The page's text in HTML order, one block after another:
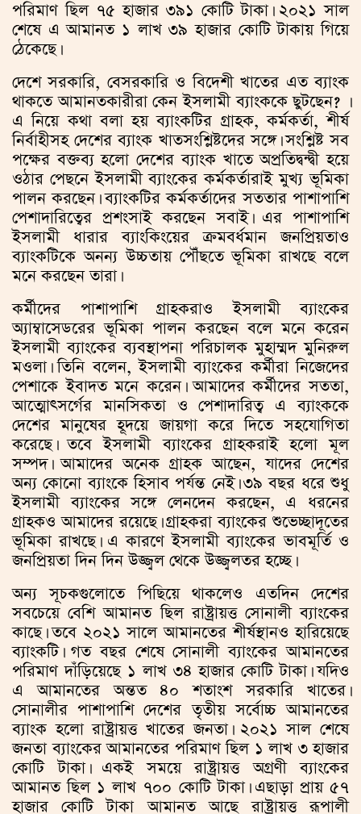
পরিমাণ ছিল ৭৫ হাজার ৩৯১ কোটি টাকা। ২০২১ সাল
শেষে এ আমানত ১ লাখ ৩৯ হাজার কোটি টাকায় গিয়ে
ঠেকেছে।
দেশে সরকারি, বেসরকারি ও বিদেশী খাতের এত ব্যাংক
থাকতে আমানতকারীরা কেন ইসলামী ব্যাংককে ছুটছেন? ।
এ নিয়ে কথা বলা হয় ব্যাংকটির গ্রাহক, কর্মকর্তা, শীর্ষ
নির্বাহীসহ দেশের ব্যাংক খাতসংশ্লিষ্টদের সঙ্গে। সংশ্লিষ্ট সব
পক্ষের বক্তব্য হলো দেশের ব্যাংক খাতে অপ্রতিদ্বন্দ্বী হয়ে
ওঠার পেছনে ইসলামী ব্যাংকের কর্মকর্তারাই মুখ্য ভূমিকা
পালন করছেন। ব্যাংকটির কর্মকর্তাদের সততার পাশাপাশি
পেশাদারিত্বের প্রশংসাই করছেন সবাই। এর পাশাপাশি
ইসলামী ধারার ব্যাংকিংয়ের ক্রমবর্ধমান জনপ্রিয়তাও
ব্যাংকটিকে অনন্য উচ্চতায় পৌঁছতে ভূমিকা রাখছে বলে
মনে করছেন তারা।
কর্মীদের পাশাপাশি গ্রাহকরাও ইসলামী ব্যাংকের
অ্যাম্বাসেডরের ভূমিকা পালন করছেন বলে মনে করেন
ইসলামী ব্যাংকের ব্যবস্থাপনা পরিচালক মুহাম্মদ মুনিরুল
মওলা। তিনি বলেন, ইসলামী ব্যাংকের কর্মীরা নিজেদের
পেশাকে ইবাদত মনে করেন। আমাদের কর্মীদের সততা,
আত্মোৎসর্গের মানসিকতা ও পেশাদারিত্ব এ ব্যাংককে
দেশের মানুষের হূদয়ে জায়গা করে দিতে সহযোগিতা
করেছে। তবে ইসলামী ব্যাংকের গ্রাহকরাই হলো মূল
সম্পদ। আমাদের অনেক গ্রাহক আছেন, যাদের দেশের
অন্য কোনো ব্যাংকে হিসাব পর্যন্ত নেই। ৩৯ বছর ধরে শুধু
ইসলামী ব্যাংকের সঙ্গে লেনদেন করছেন, এ ধরনের
গ্রাহকও আমাদের রয়েছে। গ্রাহকরা ব্যাংকের শুভেচ্ছাদূতের
ভূমিকা রাখছে। এ কারণে ইসলামী ব্যাংকের ভাবমূর্তি ও
জনপ্রিয়তা দিন দিন উজ্জ্বল থেকে উজ্জ্বলতর হচ্ছে।
অন্য সূচকগুলোতে পিছিয়ে থাকলেও এতদিন দেশের
সবচেয়ে বেশি আমানত ছিল রাষ্ট্রায়ত্ত সোনালী ব্যাংকের
কাছে। তবে ২০২১ সালে আমানতের শীর্ষস্থানও হারিয়েছে
ব্যাংকটি। গত বছর শেষে সোনালী ব্যাংকের আমানতের
পরিমাণ দাঁড়িয়েছে ১ লাখ ৩৪ হাজার কোটি টাকা। যদিও
এ আমানতের অন্তত ৪০ শতাংশ সরকারি খাতের।
সোনালীর পাশাপাশি দেশের তৃতীয় সর্বোচ্চ আমানতের
ব্যাংক হলো রাষ্ট্রায়ত্ত খাতের জনতা। ২০২১ সাল শেষে
জনতা ব্যাংকের আমানতের পরিমাণ ছিল ১ লাখ ৩ হাজার
কোটি টাকা। একই সময়ে রাষ্ট্রায়ত্ত অগ্রণী ব্যাংকের
আমানত ছিল ১ লাখ ৭০০ কোটি টাকা। এছাড়া প্রায় ৫৭
হাজার কোটি টাকা আমানত আছে রাষ্ট্রায়ত্ত রূপালী